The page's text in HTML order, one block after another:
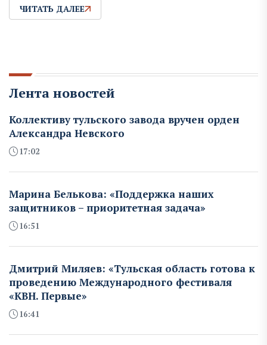
ЧИТАТЬ ДАЛЕЕ
Лента новостей
Коллективу тульского завода вручен орден
Александра Невского
17:02
Марина Белькова: «Поддержка наших
защитников – приоритетная задача»
16:51
Дмитрий Миляев: «Тульская область готова к
проведению Международного фестиваля
«КВН. Первые»
16:41